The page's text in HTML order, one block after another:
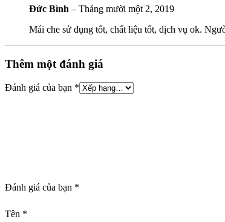
Đức Bình – Tháng mười một 2, 2019
Mái che sử dụng tốt, chất liệu tốt, dịch vụ ok.
Thêm một đánh giá
Đánh giá của bạn *
Đánh giá của bạn *
Tên *